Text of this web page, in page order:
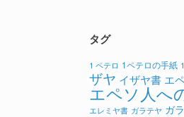
タグ
1 ペテロ 1ペテロの手紙
ザヤ イザヤ書 エ
エペソ人へ
エレミヤ書 ガラテヤ ガ